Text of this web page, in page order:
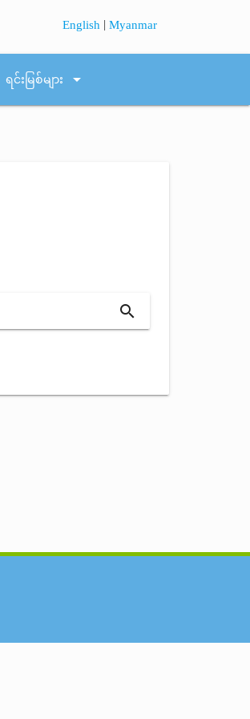
English |Myanmar
ရင်းမြစ်များ arrow_drop_down
search